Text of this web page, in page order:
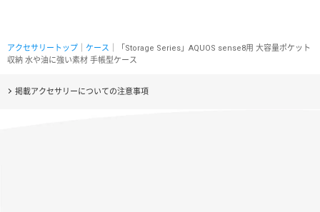
アクセサリートップ ケース ｜「Storage Series」AQUOS sense8用 大容量ポケット
収納 水や油に強い素材 手帳型ケース
掲載アクセサリーについての注意事項